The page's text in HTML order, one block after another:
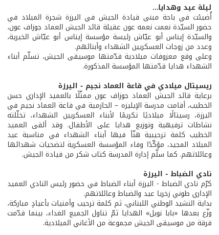
ليلة عيد وهدايا...
أُضيئت في باحة مبنى قيادة الجيش في اليرزة شجرة الميلاد في
حضور السيّدة نعمت نعمه عون عقيلة قائد الجيش العماد جوزاف عون،
والسيّدة إيناس أبو عيّاش رئيسة مؤسسة إيناس أبو عيّاش الخيرية،
وعدد من زوجات العسكريين الشهداء وأبنائهم.
وعلى وقع معزوفات ميلادية قدّمتها موسيقى الجيش، تسلّم أبناء
الشهداء هدايا قدّمتها المؤسسة المذكورة.
ريسيتال ميلادي في قاعة العماد نجيم - اليرزة
برعاية قائد الجيش العماد جوزاف عون ممثّلًا بالعميد الإداري حسن
الخطيب، أقامت مدرسة الإيليزه – الحازمية في قاعة العماد نجيم في
اليرزة، رسيتالًا ميلاديًا تكريمًا لأبناء العسكريين الشهداء، تخلّلته
نشاطات ترفيهية وتوزيع هدايا على الأطفال. وقد ألقى العميد
الخطيب كلمة ترحيبية هنّأ فيها أبناء الشهداء في مناسبة عيد
الميلاد المجيد، مؤكّدًا وفاء المؤسسة العسكرية لتضحيات شهدائها
وعائلاتهم. كما سلّم إدارة المدرسة كتاب شكر من قيادة الجيش.
نادي الضباط - اليرزة
كرّم نادي الضباط - اليرزة أبناء الضباط في حضور رئيس النادي العميد
الإداري طوني زخريا عيد والضباط وعائلاتهم.
بداية النشيد الوطني اللبناني، ثم كلمة ترحيب وأمنيات بأعيادٍ مباركة،
وزّع بعدها «بابا نويل» الهدايا ثمّ تناول الجميع الغداء، بينما قدّمت
فرقة من موسيقى الجيش مجموعة من الأغاني الميلادية.